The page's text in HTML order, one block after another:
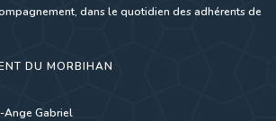
dans le quotidien des adhérents de
DU MORBIHAN
Ange Gabriel